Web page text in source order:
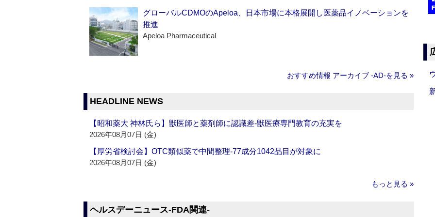
グローバルCDMOのApeloa、日本市場に本格展開し医薬品イノベーションを
推進
Apeloa Pharmaceutical
おすすめ情報 アーカイブ ‐AD‐を見る »
HEADLINE NEWS
【昭和薬大 神林氏ら】獣医師と薬剤師に認識差‐獣医療専門教育の充実を
2026年08月07日 (金)
【厚労省検討会】OTC類似薬で中間整理‐77成分1042品目が対象に
2026年08月07日 (金)
もっと見る »
ヘルスデーニュース‐FDA関連‐